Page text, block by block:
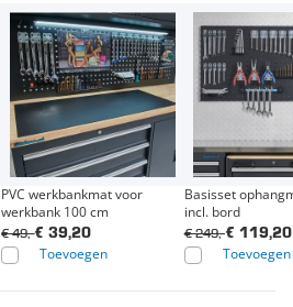
PVC werkbankmat voor
werkbank 100 cm
€ 39,20
€ 49,-
Toevoegen
Basisset
incl. bord
€ 119,20
€ 249,-
Toevoegen